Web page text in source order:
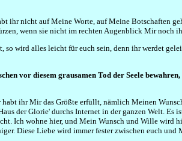
ihr nicht auf Meine Worte, auf Meine Botschaften
wenn sie nicht im rechten Augenblick Mir noch
so wird alles leicht für euch sein, denn ihr werdet
vor diesem grausamen Tod der Seele
ihr Mir das Größte erfüllt, nämlich Meinen
der Glorie' durchs Internet in der ganzen Welt. Es
Ich wohne hier, und Mein Wunsch und Wille wird
Diese Liebe wird immer fester zwischen euch und